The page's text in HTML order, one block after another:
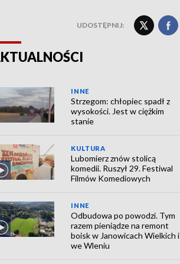
UDOSTĘPNIJ:
INNE
Strzegom: chłopiec spadł z
wysokości. Jest w ciężkim
stanie
KULTURA
Lubomierz znów stolicą
komedii. Ruszył 29. Festiwal
Filmów Komediowych
INNE
Odbudowa po powodzi. Tym
razem pieniądze na remont
boisk w Janowicach Wielkich i
we Wleniu